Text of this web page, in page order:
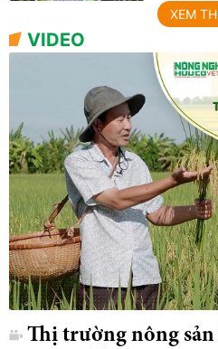
XEM
VIDEO
Thị trường nông sản